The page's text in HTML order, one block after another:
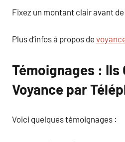
Fixez un montant clair avant
Plus d’infos à propos de
Témoignages : Ils
Voyance par
Voici quelques témoignages :